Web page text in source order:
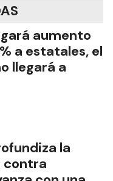
aumento
a estatales, el
llegará a
la
contra